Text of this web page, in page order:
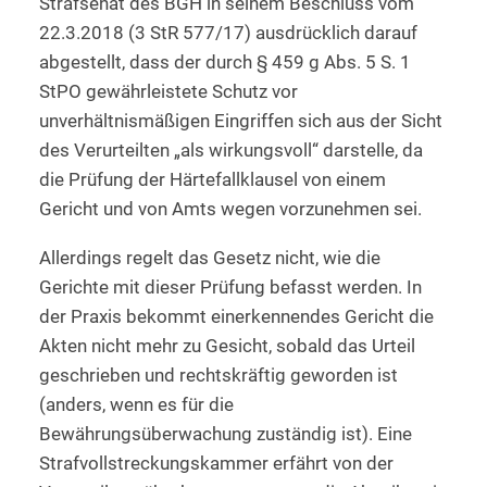
22.3.2018 (3 StR 577/17) ausdrücklich darauf
abgestellt, dass der durch § 459 g Abs. 5 S. 1
StPO gewährleistete Schutz vor
unverhältnismäßigen Eingriffen sich aus der Sicht
des Verurteilten „als wirkungsvoll“ darstelle, da
die Prüfung der Härtefallklausel von einem
Gericht und von Amts wegen vorzunehmen sei.
Allerdings regelt das Gesetz nicht, wie die
Gerichte mit dieser Prüfung befasst werden. In
der Praxis bekommt einerkennendes Gericht die
Akten nicht mehr zu Gesicht, sobald das Urteil
geschrieben und rechtskräftig geworden ist
(anders, wenn es für die
Bewährungsüberwachung zuständig ist). Eine
Strafvollstreckungskammer erfährt von der